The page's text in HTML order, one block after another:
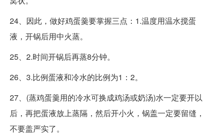
24、因此，做好鸡蛋羹要掌握三点：1.温度用温水搅蛋
液，开锅后用中火蒸。
25、2.时间开锅后再蒸8分钟。
26、3.比例蛋液和冷水的比例为1：2。
27、(蒸鸡蛋羹用的冷水可换成鸡汤或奶汤)水一定要开以
后，再把蛋液放上蒸隔，然后开小火，锅盖一定要留缝，
不要盖严实了。